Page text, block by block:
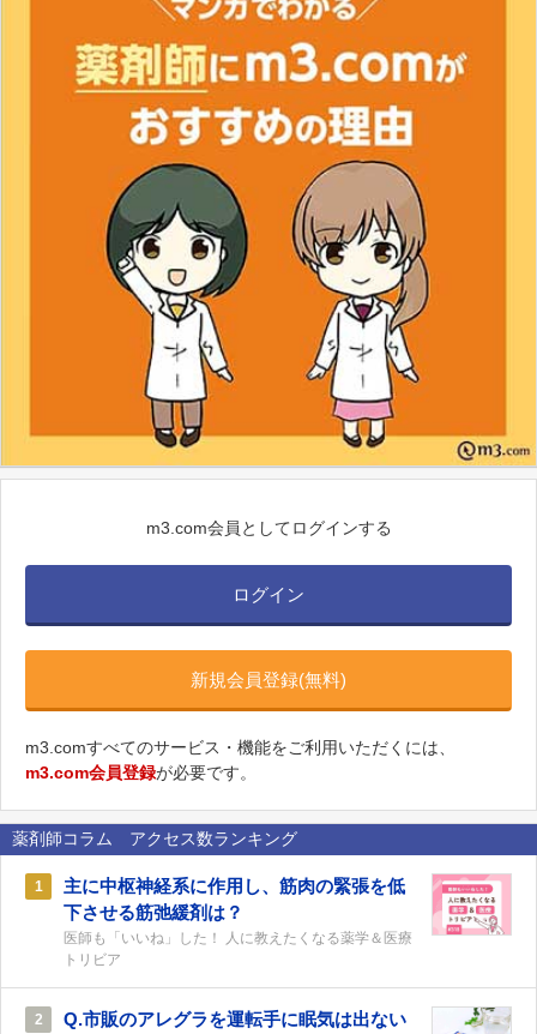
m3.com会員としてログインする
ログイン
新規会員登録(無料)
m3.comすべてのサービス・機能をご利用いただくには、
m3.com会員登録が必要です。
薬剤師コラム アクセス数ランキング
1
主に中枢神経系に作用し、筋肉の緊張を低
下させる筋弛緩剤は？
医師も「いいね」した！ 人に教えたくなる薬学＆医療
トリビア
2
Q.市販のアレグラを運転手に眠気は出ない